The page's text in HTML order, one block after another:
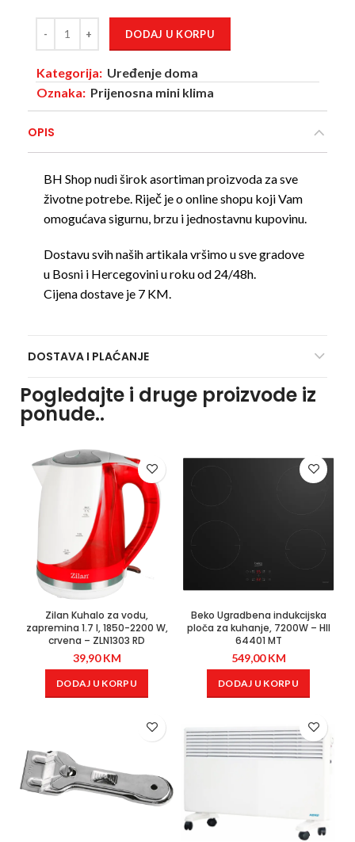
DODAJ U KORPU
Kategorija: Uređenje doma
Oznaka: Prijenosna mini klima
OPIS
BH Shop nudi širok asortiman proizvoda za sve
životne potrebe. Riječ je o online shopu koji Vam
omogućava sigurnu, brzu i jednostavnu kupovinu.
Dostavu svih naših artikala vršimo u sve gradove
u Bosni i Hercegovini u roku od 24/48h.
Cijena dostave je 7 KM.
DOSTAVA I PLAĆANJE
Pogledajte i druge proizvode iz
ponude..
Zilan Kuhalo za vodu,
zapremina 1.7 l, 1850-2200 W,
crvena – ZLN1303 RD
39,90KM
DODAJ U KORPU
Beko Ugradbena indukcijska
ploča za kuhanje, 7200W – HII
64401 MT
549,00KM
DODAJ U KORPU